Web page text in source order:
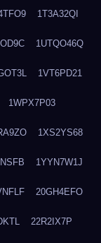
1T3A32QI
1UTQO46Q
1VT6PD21
1WPX7P03
1XS2YS68
1YYN7W1J
20GH4EFO
22R2IX7P